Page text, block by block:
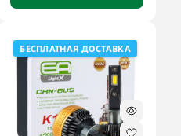
БЕСПЛАТНАЯ ДОСТАВКА